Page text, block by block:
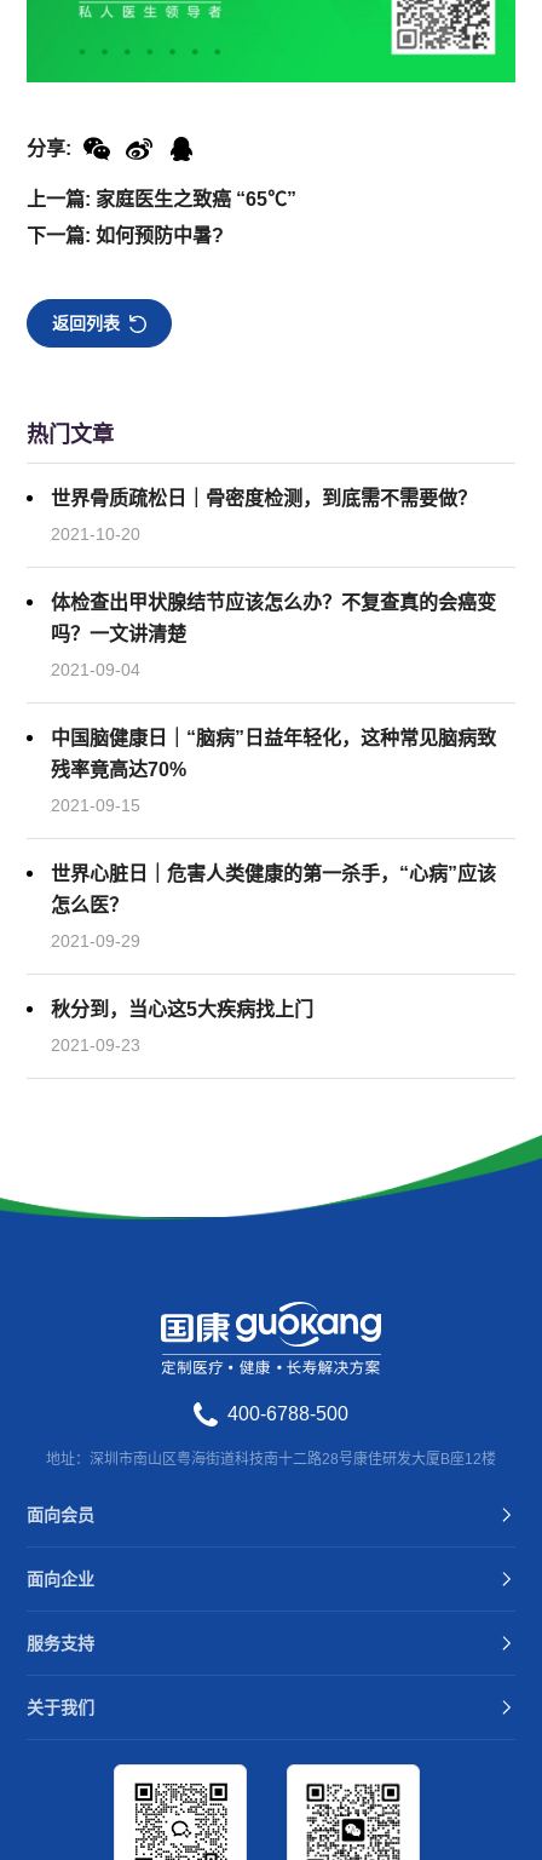
上一篇: 家庭医生之致癌 “65℃”
下一篇: 如何预防中暑?
分享:
返回列表
热门文章
世界骨质疏松日｜骨密度检测，到底需不需要做？
2021-10-20
体检查出甲状腺结节应该怎么办？不复查真的会癌变
吗？一文讲清楚
2021-09-04
中国脑健康日｜“脑病”日益年轻化，这种常见脑病致
残率竟高达70%
2021-09-15
世界心脏日｜危害人类健康的第一杀手，“心病”应该
怎么医？
2021-09-29
秋分到，当心这5大疾病找上门
2021-09-23
400-6788-500
地址：深圳市南山区粤海街道科技南十二路28号康佳研发大厦B座12楼
面向会员
面向企业
服务支持
关于我们